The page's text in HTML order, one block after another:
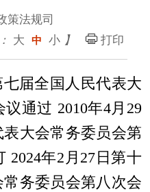
策法规司
大 中 小 】 打印
七届全国人民代表大
通过 2010年4月29
大会常务委员会第
2024年2月27日第十
务委员会第八次会